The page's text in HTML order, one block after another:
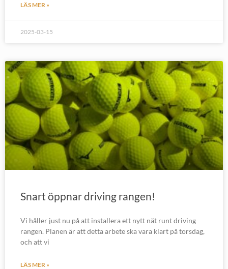
LÄS MER »
2025-03-15
Snart öppnar driving rangen!
Vi håller just nu på att installera ett nytt nät runt driving
rangen. Planen är att detta arbete ska vara klart på torsdag,
och att vi
LÄS MER »